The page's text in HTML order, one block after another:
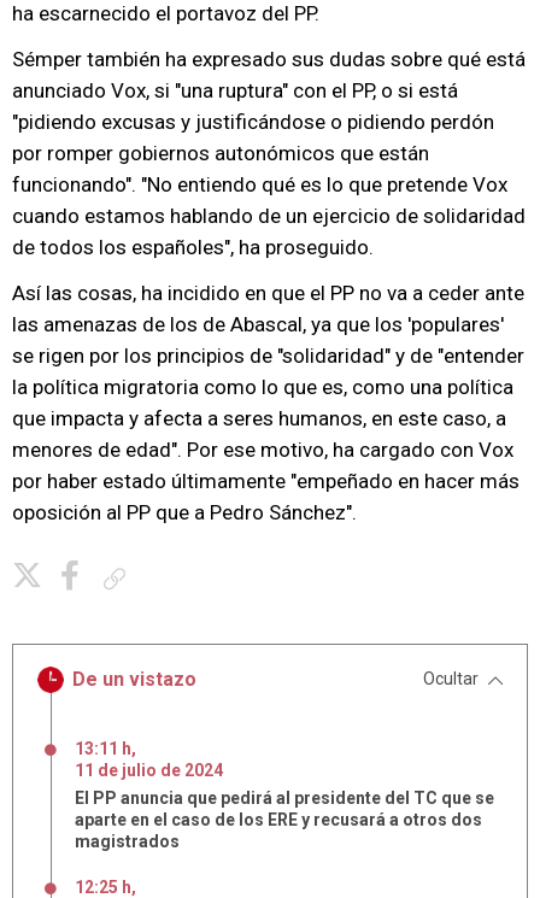
ha escarnecido el portavoz del PP.
Sémper también ha expresado sus dudas sobre qué está
anunciado Vox, si "una ruptura" con el PP, o si está
"pidiendo excusas y justificándose o pidiendo perdón
por romper gobiernos autonómicos que están
funcionando". "No entiendo qué es lo que pretende Vox
cuando estamos hablando de un ejercicio de solidaridad
de todos los españoles", ha proseguido.
Así las cosas, ha incidido en que el PP no va a ceder ante
las amenazas de los de Abascal, ya que los 'populares'
se rigen por los principios de "solidaridad" y de "entender
la política migratoria como lo que es, como una política
que impacta y afecta a seres humanos, en este caso, a
menores de edad". Por ese motivo, ha cargado con Vox
por haber estado últimamente "empeñado en hacer más
oposición al PP que a Pedro Sánchez".
De un vistazo Ocultar
13:11 h,
11 de julio de 2024
El PP anuncia que pedirá al presidente del TC que se
aparte en el caso de los ERE y recusará a otros dos
magistrados
12:25 h,